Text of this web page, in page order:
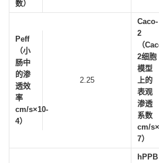
数）
Peff
（小
肠中
的渗
透效
率
cm/s×10-
4）
2.25
Caco-
2
（
2细胞
模型
上的
表观
渗透
系数
cm/
7）
hPPB